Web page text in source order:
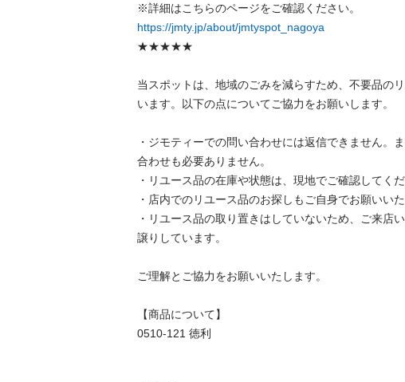
https://jmty.jp/about/jmtyspot_nagoya
★★★★★
当スポットは、地域のごみを減らすため、不要品の
います。以下の点についてご協力をお願いします。
・ジモティーでの問い合わせには返信できません。
合わせも必要ありません。
・リユース品の在庫や状態は、現地でご確認してくだ
・店内でのリユース品のお探しもご自身でお願いいた
・リユース品の取り置きはしていないため、ご来店
譲りしています。
ご理解とご協力をお願いいたします。
【商品について】
0510-121 徳利